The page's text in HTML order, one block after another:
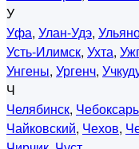
У
Уфа, Улан-Удэ,
Усть-Илимск, Ухта,
Унгены, Ургенч,
Ч
Челябинск,
Чайковский, Чехов,